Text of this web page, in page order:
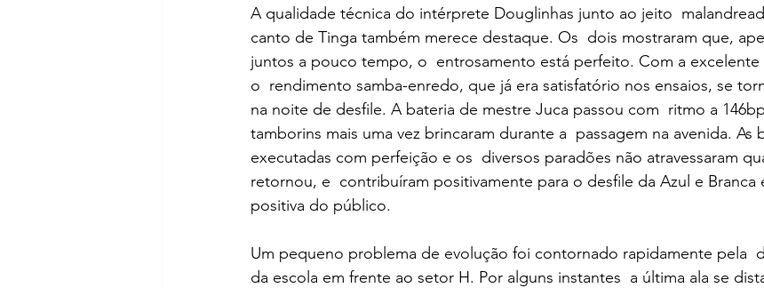
A qualidade técnica do intérprete Douglinhas junto ao jeito
canto de Tinga também merece destaque. Os  dois mostraram que,
juntos a pouco tempo, o  entrosamento está perfeito. Com a excelente
o  rendimento samba-enredo, que já era satisfatório nos ensaios, se
na noite de desfile. A bateria de mestre Juca passou com  ritmo a
tamborins mais uma vez brincaram durante a  passagem na avenida. As
executadas com perfeição e os  diversos paradões não atravessaram
retornou, e  contribuíram positivamente para o desfile da Azul e Branca
positiva do público.
Um pequeno problema de evolução foi contornado rapidamente pela
da escola em frente ao setor H. Por alguns instantes  a última ala se